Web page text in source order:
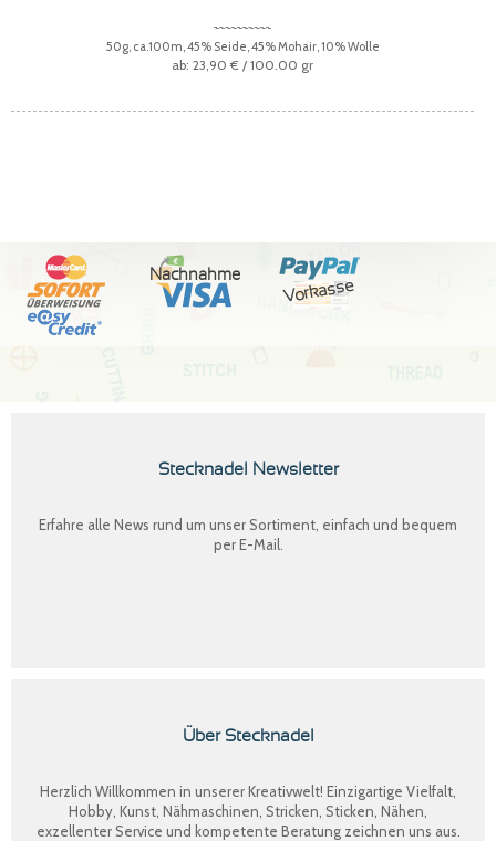
50g, ca.100m, 45% Seide, 45% Mohair, 10% Wolle
23,90 € / 100.00 gr
Nachnahme
Vorkasse
Stecknadel Newsletter
Erfahre alle News rund um unser Sortiment, einfach und bequem
per E-Mail.
Über Stecknadel
Herzlich Willkommen in unserer Kreativwelt! Einzigartige Vielfalt,
Hobby, Kunst, Nähmaschinen, Stricken, Sticken, Nähen,
exzellenter Service und kompetente Beratung zeichnen uns aus.